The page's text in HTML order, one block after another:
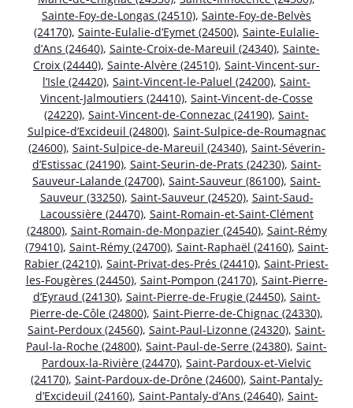
Sainte-Foy-de-Longas (24510), Sainte-Foy-de-Belvès
(24170), Sainte-Eulalie-d’Eymet (24500), Sainte-Eulalie-
d’Ans (24640), Sainte-Croix-de-Mareuil (24340), Sainte-
Croix (24440), Sainte-Alvère (24510), Saint-Vincent-sur-
l’Isle (24420), Saint-Vincent-le-Paluel (24200), Saint-
Vincent-Jalmoutiers (24410), Saint-Vincent-de-Cosse
(24220), Saint-Vincent-de-Connezac (24190), Saint-
Sulpice-d’Excideuil (24800), Saint-Sulpice-de-Roumagnac
(24600), Saint-Sulpice-de-Mareuil (24340), Saint-Séverin-
d’Estissac (24190), Saint-Seurin-de-Prats (24230), Saint-
Sauveur-Lalande (24700), Saint-Sauveur (86100), Saint-
Sauveur (33250), Saint-Sauveur (24520), Saint-Saud-
Lacoussière (24470), Saint-Romain-et-Saint-Clément
(24800), Saint-Romain-de-Monpazier (24540), Saint-Rémy
(79410), Saint-Rémy (24700), Saint-Raphaël (24160), Saint-
Rabier (24210), Saint-Privat-des-Prés (24410), Saint-Priest-
les-Fougères (24450), Saint-Pompon (24170), Saint-Pierre-
d’Eyraud (24130), Saint-Pierre-de-Frugie (24450), Saint-
Pierre-de-Côle (24800), Saint-Pierre-de-Chignac (24330),
Saint-Perdoux (24560), Saint-Paul-Lizonne (24320), Saint-
Paul-la-Roche (24800), Saint-Paul-de-Serre (24380), Saint-
Pardoux-la-Rivière (24470), Saint-Pardoux-et-Vielvic
(24170), Saint-Pardoux-de-Drône (24600), Saint-Pantaly-
d’Excideuil (24160), Saint-Pantaly-d’Ans (24640), Saint-